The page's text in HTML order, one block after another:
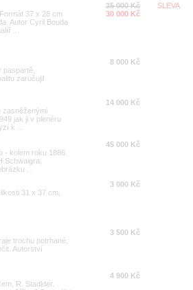
37 x 28 cm
Autor Cyril Bouda
...
35 000 Kč
30 000 Kč
SLEVA
zaručuji!
8 000 Kč
zasněženými
jak ji v plenéru
k ...
14 000 Kč
- kolem roku 1886.
...
45 000 Kč
31 x 37 cm,
3 000 Kč
trochu potrhané,
Autorství
3 500 Kč
R. Stadlder.
4 900 Kč